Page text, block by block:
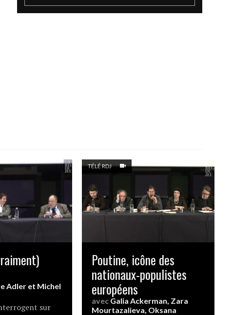
Adler et Michel
sur
TÉLÉ RDJ
Poutine, icône des
nationaux-populistes
européens
avec Galia Ackerman, Zara
Mourtazalieva, Oksana